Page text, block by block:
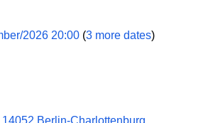
2026 20:00 (3 more dates)